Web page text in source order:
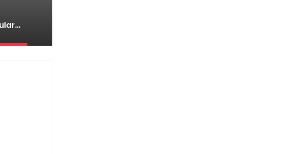
Cardiovascular confirma que nueva escala salarial sería retroactiva al 1 de julio